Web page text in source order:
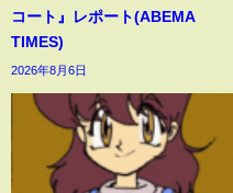
コート』レポート(ABEMA
TIMES)
2026年8月6日